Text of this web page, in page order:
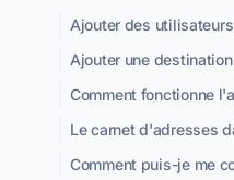
Ajouter des
Ajouter une
Comment fonctionne
Le carnet d'adresses
Comment puis-je me